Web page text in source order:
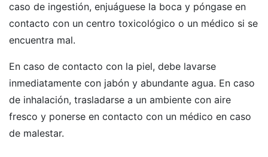
caso de ingestión, enjuáguese la boca y póngase en
contacto con un centro toxicológico o un médico si se
encuentra mal.
En caso de contacto con la piel, debe lavarse
inmediatamente con jabón y abundante agua. En caso
de inhalación, trasladarse a un ambiente con aire
fresco y ponerse en contacto con un médico en caso
de malestar.